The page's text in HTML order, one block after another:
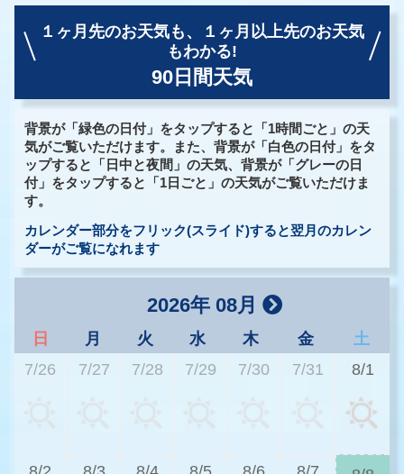
１ヶ月先のお天気も、
１ヶ月以上先のお天気
もわかる!
90日間天気
背景が「緑色の日付」をタップすると「1時間ごと」の天
気がご覧いただけます。また、背景が「白色の日付」をタ
ップすると「日中と夜間」の天気、背景が「グレーの日
付」をタップすると「1日ごと」の天気がご覧いただけま
す。
カレンダー部分をフリック(スライド)すると翌月のカレン
ダーがご覧になれます
2026年 08月
日 月 火 水 木 金
土
7/26
7/27 7/28 7/29 7/30 7/31 8/1